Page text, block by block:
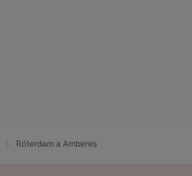
Róterdam a Amberes